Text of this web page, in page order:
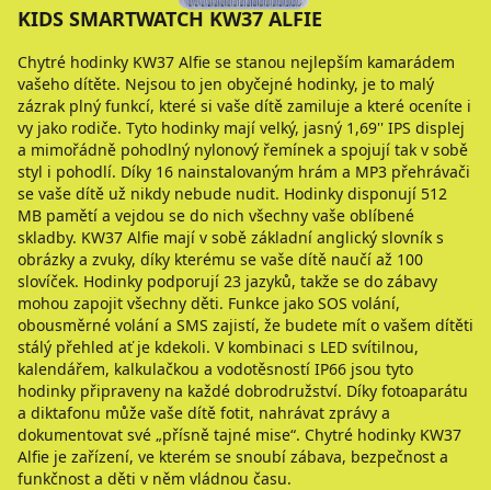
KIDS SMARTWATCH KW37 ALFIE
Chytré hodinky KW37 Alfie se stanou nejlepším kamarádem
vašeho dítěte. Nejsou to jen obyčejné hodinky, je to malý
zázrak plný funkcí, které si vaše dítě zamiluje a které oceníte i
vy jako rodiče. Tyto hodinky mají velký, jasný 1,69'' IPS displej
a mimořádně pohodlný nylonový řemínek a spojují tak v sobě
styl i pohodlí. Díky 16 nainstalovaným hrám a MP3 přehrávači
se vaše dítě už nikdy nebude nudit. Hodinky disponují 512
MB pamětí a vejdou se do nich všechny vaše oblíbené
skladby. KW37 Alfie mají v sobě základní anglický slovník s
obrázky a zvuky, díky kterému se vaše dítě naučí až 100
slovíček. Hodinky podporují 23 jazyků, takže se do zábavy
mohou zapojit všechny děti. Funkce jako SOS volání,
obousměrné volání a SMS zajistí, že budete mít o vašem dítěti
stálý přehled ať je kdekoli. V kombinaci s LED svítilnou,
kalendářem, kalkulačkou a vodotěsností IP66 jsou tyto
hodinky připraveny na každé dobrodružství. Díky fotoaparátu
a diktafonu může vaše dítě fotit, nahrávat zprávy a
dokumentovat své „přísně tajné mise“. Chytré hodinky KW37
Alfie je zařízení, ve kterém se snoubí zábava, bezpečnost a
funkčnost a děti v něm vládnou času.